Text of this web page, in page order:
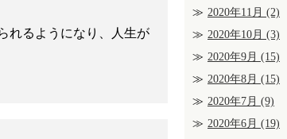
れるようになり、人生が
2020年11月 (2)
2020年10月 (3)
2020年9月 (15)
2020年8月 (15)
2020年7月 (9)
2020年6月 (19)